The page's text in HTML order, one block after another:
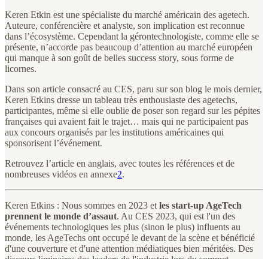
Keren Etkin est une spécialiste du marché américain des agetech.
Auteure, conférencière et analyste, son implication est reconnue
dans l’écosystème. Cependant la gérontechnologiste, comme elle se
présente, n’accorde pas beaucoup d’attention au marché européen
qui manque à son goût de belles success story, sous forme de
licornes.
Dans son article consacré au CES, paru sur son blog le mois dernier,
Keren Etkins dresse un tableau très enthousiaste des agetechs,
participantes, même si elle oublie de poser son regard sur les pépites
françaises qui avaient fait le trajet… mais qui ne participaient pas
aux concours organisés par les institutions américaines qui
sponsorisent l’événement.
Retrouvez l’article en anglais, avec toutes les références et de
nombreuses vidéos en annexe2.
Keren Etkins : Nous sommes en 2023 et les start-up AgeTech
prennent le monde d’assaut. Au CES 2023, qui est l'un des
événements technologiques les plus (sinon le plus) influents au
monde, les AgeTechs ont occupé le devant de la scène et bénéficié
d'une couverture et d'une attention médiatiques bien méritées. Des